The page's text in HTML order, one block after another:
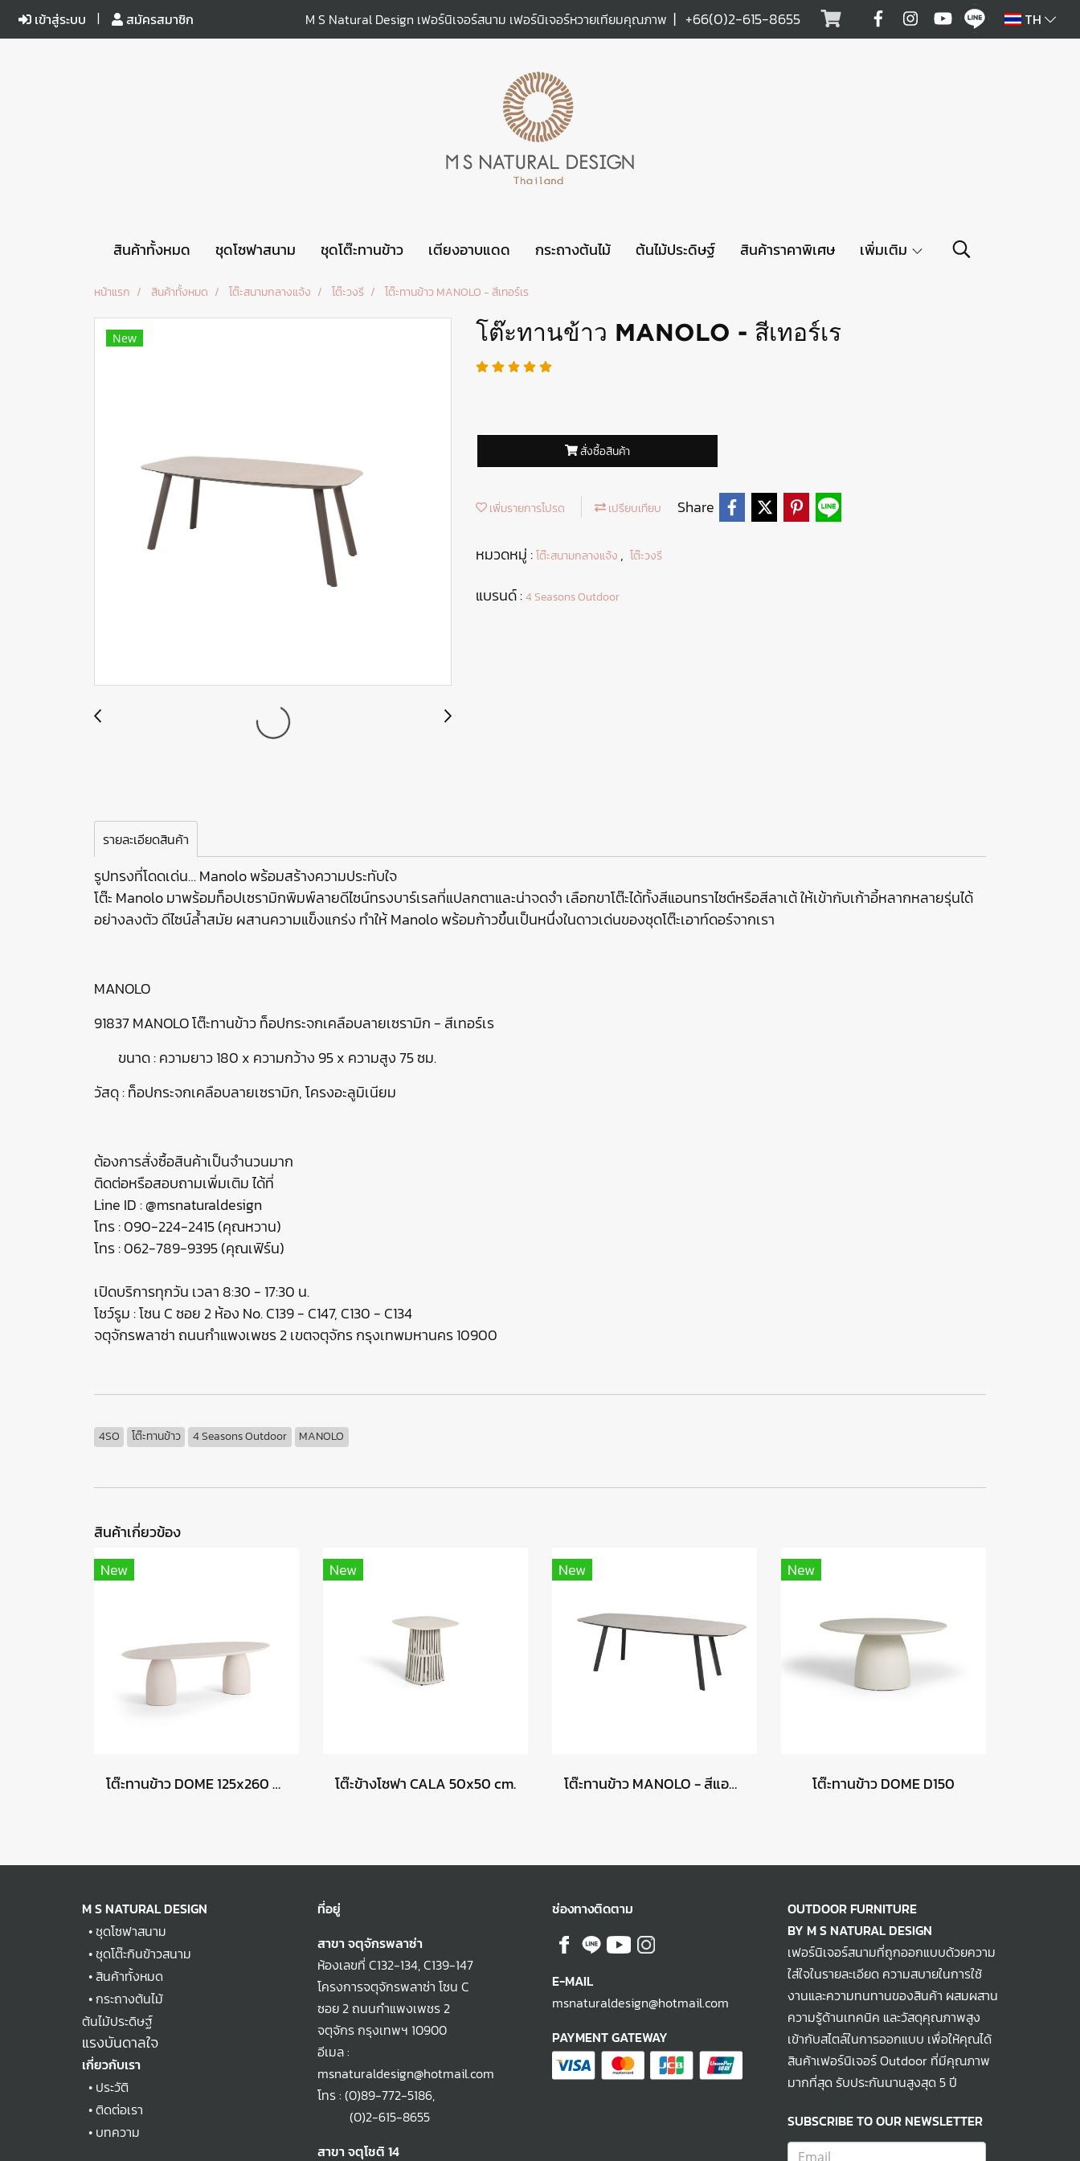
เข้าสู่ระบบ สมัครสมาชิก M S Natural Design เฟอร์นิเจอร์สนาม เฟอร์นิเจอร์หวายเทียมคุณภาพ | +66(0)2-615-8655 TH
สินค้าทั้งหมด ชุดโซฟาสนาม ชุดโต๊ะทานข้าว เตียงอาบแดด กระถางต้นไม้ ต้นไม้ประดิษฐ์ สินค้าราคาพิเศษ เพิ่มเติม
หน้าแรก สินค้าทั้งหมด โต๊ะสนามกลางแจ้ง โต๊ะวงรี โต๊ะทานข้าว MANOLO - สีเทอร์เร
New โต๊ะทานข้าว MANOLO - สีเทอร์เร
สั่งซื้อสินค้า
เพิ่มรายการโปรด เปรียบเทียบ Share
หมวดหมู่ :โต๊ะสนามกลางแจ้ง , โต๊ะวงรี
แบรนด์ :4 Seasons Outdoor
รายละเอียดสินค้า
รูปทรงที่โดดเด่น… Manolo พร้อมสร้างความประทับใจ
โต๊ะ Manolo มาพร้อมท็อปเซรามิกพิมพ์ลายดีไซน์ทรงบาร์เรลที่แปลกตาและน่าจดจำ เลือกขาโต๊ะได้ทั้งสีแอนทราไซต์หรือสีลาเต้ ให้เข้ากับเก้าอี้หลากหลายรุ่นได้
อย่างลงตัว ดีไซน์ล้ำสมัย ผสานความแข็งแกร่ง ทำให้ Manolo พร้อมก้าวขึ้นเป็นหนึ่งในดาวเด่นของชุดโต๊ะเอาท์ดอร์จากเรา
MANOLO
91837 MANOLO โต๊ะทานข้าว ท็อปกระจกเคลือบลายเซรามิก - สีเทอร์เร
ขนาด : ความยาว 180 x ความกว้าง 95 x ความสูง 75 ซม.
วัสดุ : ท็อปกระจกเคลือบลายเซรามิก, โครงอะลูมิเนียม
ต้องการสั่งซื้อสินค้าเป็นจำนวนมาก
ติดต่อหรือสอบถามเพิ่มเติม ได้ที่
Line ID : @msnaturaldesign
โทร : 090-224-2415 (คุณหวาน)
โทร : 062-789-9395 (คุณเฟิร์น)
เปิดบริการทุกวัน เวลา 8:30 - 17:30 น.
โชว์รูม : โซน C ซอย 2 ห้อง No. C139 - C147, C130 - C134
จตุจักรพลาซ่า ถนนกำแพงเพชร 2 เขตจตุจักร กรุงเทพมหานคร 10900
4SO โต๊ะทานข้าว 4 Seasons Outdoor MANOLO
สินค้าเกี่ยวข้อง
New
โต๊ะทานข้าว DOME 125x260 cm
New
โต๊ะข้างโซฟา CALA 50x50 cm.
New
โต๊ะทานข้าว MANOLO - สีแอนทราไซต์
New
โต๊ะทานข้าว DOME D150
M S NATURAL DESIGN
•ชุดโซฟาสนาม
•ชุดโต๊ะกินข้าวสนาม
•สินค้าทั้งหมด
•กระถางต้นไม้
ต้นไม้ประดิษฐ์
แรงบันดาลใจ
เกี่ยวกับเรา
• ประวัติ
•ติดต่อเรา
• บทความ
ที่อยู่
สาขา จตุจักรพลาซ่า
ห้องเลขที่ C132-134, C139-147
โครงการจตุจักรพลาซ่า โซน C
ซอย 2 ถนนกำแพงเพชร 2
จตุจักร กรุงเทพฯ 10900
อีเมล :
msnaturaldesign@hotmail.com
โทร : (0)89-772-5186,
(0)2-615-8655
สาขา จตุโชติ 14
ช่องทางติดตาม
E-MAIL
msnaturaldesign@hotmail.com
PAYMENT GATEWAY
OUTDOOR FURNITURE
BY M S NATURAL DESIGN
เฟอร์นิเจอร์สนามที่ถูกออกแบบด้วยความ
ใส่ใจในรายละเอียด ความสบายในการใช้
งานและความทนทานของสินค้า ผสมผสาน
ความรู้ด้านเทคนิค และวัสดุคุณภาพสูง
เข้ากับสไตล์ในการออกแบบ เพื่อให้คุณได้
สินค้าเฟอร์นิเจอร์ Outdoor ที่มีคุณภาพ
มากที่สุด รับประกันนานสูงสุด 5 ปี
SUBSCRIBE TO OUR NEWSLETTER